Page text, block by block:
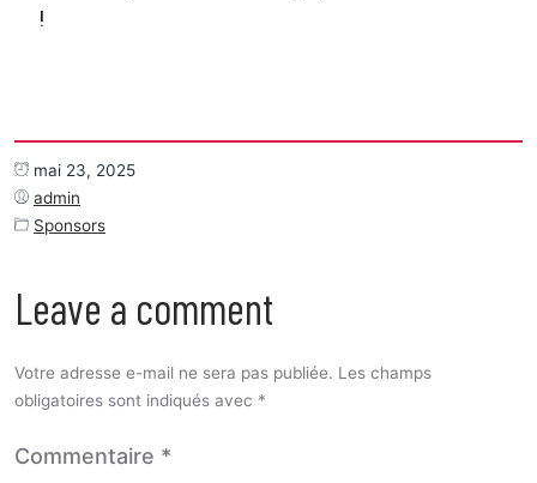
!
mai 23, 2025
admin
Sponsors
Leave a comment
Votre adresse e-mail ne sera pas publiée. Les champs
obligatoires sont indiqués avec *
Commentaire *